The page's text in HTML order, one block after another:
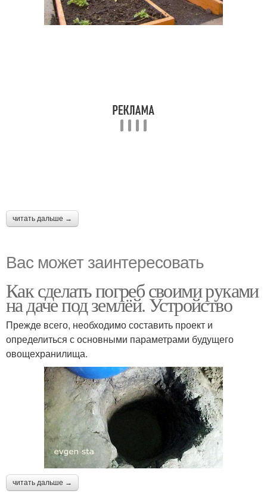
читать дальше →
Вас может заинтересовать
Как сделать погреб своими руками
на даче под землёй. Устройство
Прежде всего, необходимо составить проект и
определиться с основными параметрами будущего
овощехранилища.
читать дальше →